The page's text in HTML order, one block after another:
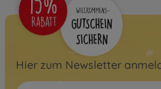
Hier zum Newsletter